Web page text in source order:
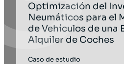
Optimización del
Neumáticos para el
de Vehículos de una
Alquiler de Coches
Caso de estudio